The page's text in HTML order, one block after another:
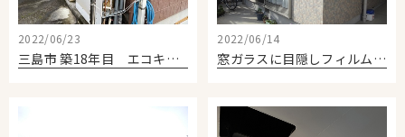
2022/06/23
三島市 築18年目 エコキュート交換
2022/06/14
窓ガラスに目隠しフィルム 住環境の向上